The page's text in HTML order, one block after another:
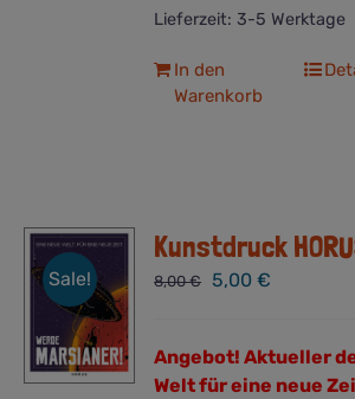
Lieferzeit: 3-5 Werktage
In den
Warenkorb
Sale!
Kunstdruck
8,00€ Ursprünglicher
8,00 €
5,00€
5,00 €.
Angebot!Aktueller
Welt für eine neue